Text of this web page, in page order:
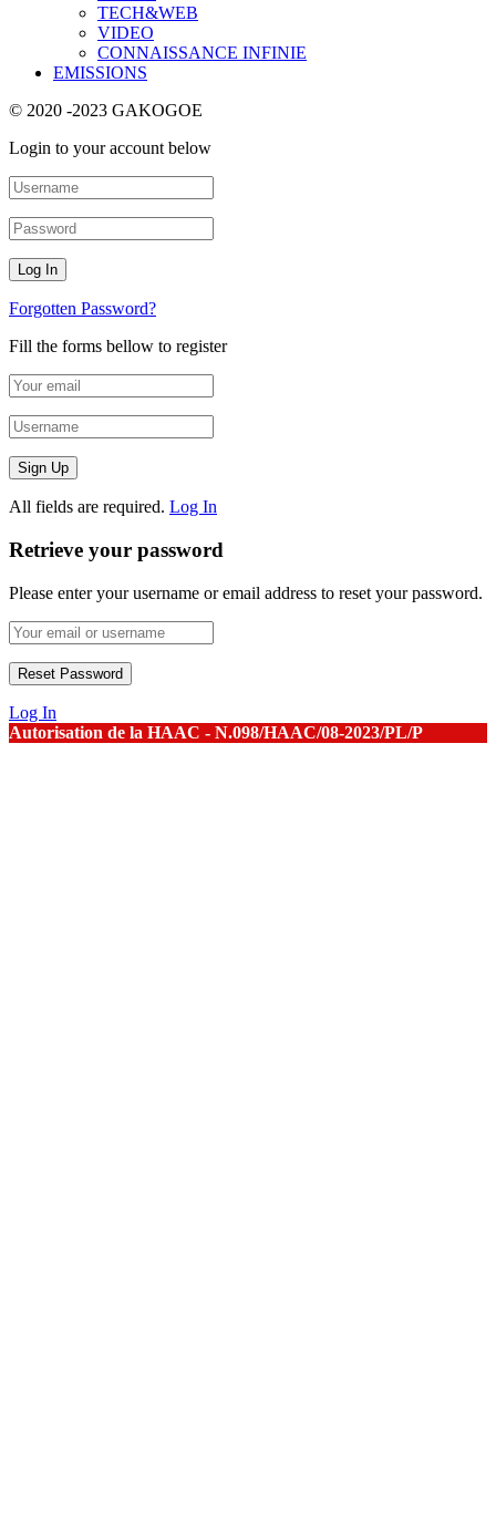
TECH&WEB
VIDEO
CONNAISSANCE INFINIE
EMISSIONS
© 2020 -2023 GAKOGOE
Login to your account below
Forgotten Password?
Fill the forms bellow to register
All fields are required. Log In
Retrieve your password
Please enter your username or email address to reset your password.
Log In
Autorisation de la HAAC - N.098/HAAC/08-2023/PL/P